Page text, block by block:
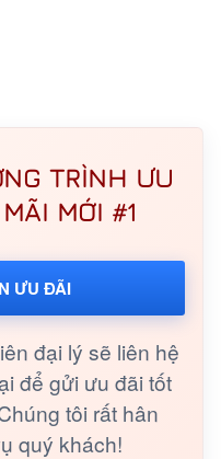
TRÌNH ƯU
MỚI #1
ƯU ĐÃI
đại lý sẽ liên hệ
để gửi ưu đãi tốt
tôi rất hân
quý khách!